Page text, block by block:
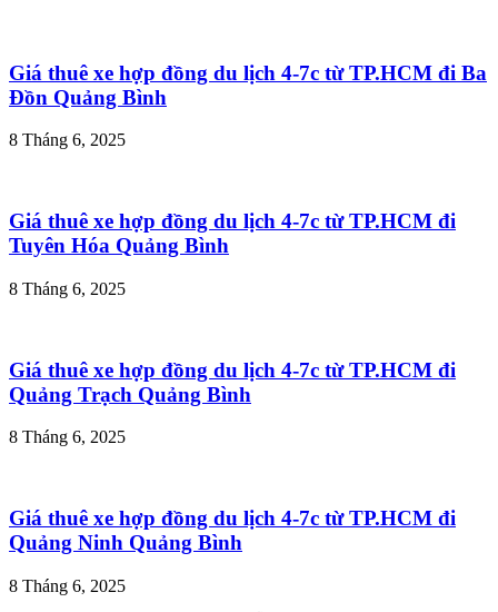
Giá thuê xe hợp đồng du lịch 4-7c từ TP.HCM đi Ba
Đồn Quảng Bình
8 Tháng 6, 2025
Giá thuê xe hợp đồng du lịch 4-7c từ TP.HCM đi
Tuyên Hóa Quảng Bình
8 Tháng 6, 2025
Giá thuê xe hợp đồng du lịch 4-7c từ TP.HCM đi
Quảng Trạch Quảng Bình
8 Tháng 6, 2025
Giá thuê xe hợp đồng du lịch 4-7c từ TP.HCM đi
Quảng Ninh Quảng Bình
8 Tháng 6, 2025